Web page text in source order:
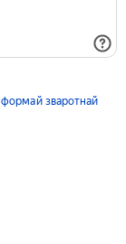
формай зваротнай